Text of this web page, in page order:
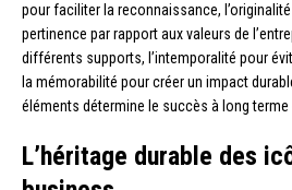
pour faciliter la reconnaissance,
pertinence par rapport aux valeurs de
différents supports, l’intemporalité pour
la mémorabilité pour créer un impact
éléments détermine le succès à long terme
L’héritage durable des